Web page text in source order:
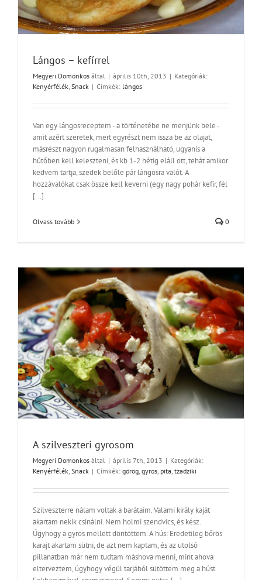
Lángos – kefírrel
Megyeri Domonkos által | április 10th, 2013 | Kategóriák:
Kenyérfélék, Snack | Címkék: lángos
Van egy lángosreceptem - a történetébe ne menjünk bele -
amit azért szeretek, mert egyrészt nem issza be az olajat,
másrészt nagyon rugalmasan felhasználható, ugyanis a
hűtőben kell keleszteni, és kb 1-2 hétig eláll ott, tehát amikor
kedvem tartja, szedek belőle pár lángosra valót. A
hozzávalókat csak össze kell keverni (egy nagy pohár kefír, fél
[...]
Olvass tovább 0
A szilveszteri gyrosom
Megyeri Domonkos által | április 7th, 2013 | Kategóriák:
Kenyérfélék Snack | Címkék: görög gyros pita tzadziki
Szilveszterre nálam voltak a barátaim. Valami király kaját
akartam nekik csinálni. Nem holmi szendvics, és kész.
Úgyhogy a gyros mellett döntöttem. A hús: Eredetileg bőrös
karajt akartam sütni, de azt nem kaptam, és az utolsó
pillanatban már nem tudtam máshova menni, mint ahova
elterveztem, úgyhogy végül tarjából sütöttem meg a húst.